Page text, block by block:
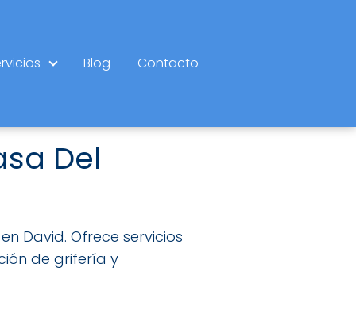
Blog Contacto
Del
David. Ofrece servicios
de grifería y